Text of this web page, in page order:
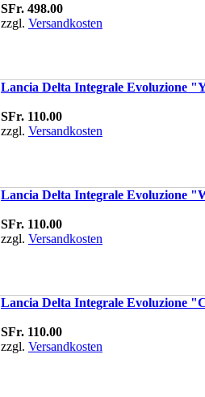
SFr. 498.00
zzgl. Versandkosten
Lancia Delta Integrale Evoluzione
SFr. 110.00
zzgl. Versandkosten
Lancia Delta Integrale Evoluzione
SFr. 110.00
zzgl. Versandkosten
Lancia Delta Integrale Evoluzione
SFr. 110.00
zzgl. Versandkosten